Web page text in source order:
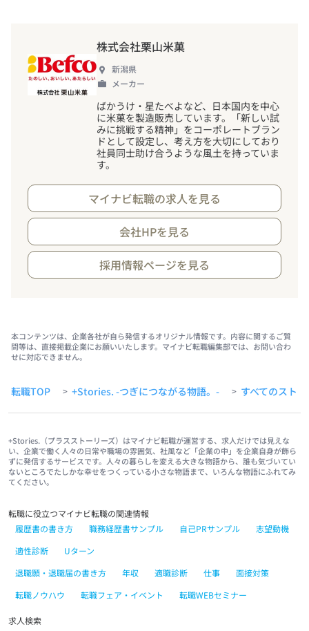
株式会社栗山米菓
新潟県
メーカー
ばかうけ・星たべよなど、日本国内を中心
に米菓を製造販売しています。「新しい試
みに挑戦する精神」をコーポレートブラン
ドとして設定し、考え方を大切にしており
社員同士助け合うような風土を持っていま
す。
マイナビ転職の求人を見る
会社HPを見る
採用情報ページを見る
本コンテンツは、企業各社が自ら発信するオリジナル情報です。内容に関するご質
問等は、直接掲載企業にお願いいたします。マイナビ転職編集部では、お問い合わ
せに対応できません。
転職TOP > +Stories. -つぎにつながる物語。- > すべてのスト
+Stories.（プラスストーリーズ）はマイナビ転職が運営する、求人だけでは見えな
い、企業で働く人々の日常や職場の雰囲気、社風など「企業の中」を企業自身が飾ら
ずに発信するサービスです。人々の暮らしを変える大きな物語から、誰も気づいてい
ないところでたしかな幸せをつくっている小さな物語まで、いろんな物語にふれてみ
てください。
転職に役立つマイナビ転職の関連情報
履歴書の書き方
職務経歴書サンプル 自己PRサンプル
志望動機
適性診断
Uターン
退職願・退職届の書き方
年収 適職診断 仕事
面接対策
転職ノウハウ
転職フェア・イベント 転職WEBセミナー
求人検索